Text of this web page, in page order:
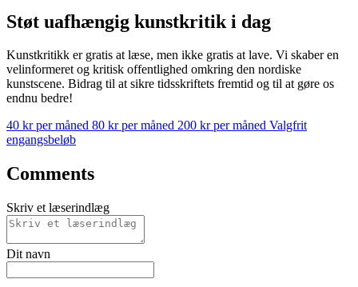
Støt uafhængig kunstkritik i dag
Kunstkritikk er gratis at læse, men ikke gratis at lave. Vi skaber en
velinformeret og kritisk offentlighed omkring den nordiske
kunstscene. Bidrag til at sikre tidsskriftets fremtid og til at gøre os
endnu bedre!
40 kr per måned 80 kr per måned 200 kr per måned Valgfrit
engangsbeløb
Comments
Skriv et læserindlæg
Dit navn